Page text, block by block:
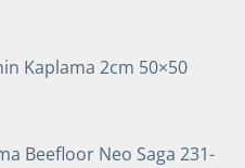
Kaplama 2cm 50×50
Beefloor Neo Saga 231-